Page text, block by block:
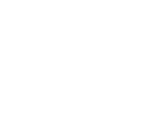
cita del campeonato en
encabezaba la
alzarse con la victoria en
carrera.Jorge García ha
diferentes circunstancias
la regularidad en la
evitar averías y lesiones.